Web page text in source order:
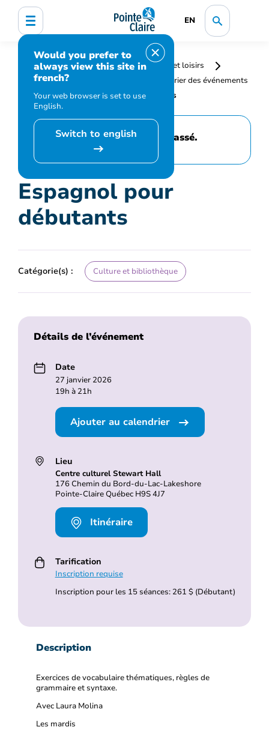
EN
Would you prefer to
always view this site in
french?
Your web browser is set to use
English.
Switch to english
Accueil
Bibliothèque, culture, sports et loisirs
Programmation et inscription
Calendrier des événements
et activités
Espagnol pour débutants
Cet événement est passé.
Espagnol pour
débutants
Catégorie(s) : Culture et bibliothèque
Détails de l’événement
Date
27 janvier 2026
19h à 21h
Ajouter au calendrier
Lieu
Centre culturel Stewart Hall
176 Chemin du Bord-du-Lac-Lakeshore
Pointe-Claire Québec H9S 4J7
Itinéraire
Tarification
Inscription requise
Inscription pour les 15 séances: 261 $ (Débutant)
Description
Exercices de vocabulaire thématiques, règles de
grammaire et syntaxe.
Avec Laura Molina
Les mardis